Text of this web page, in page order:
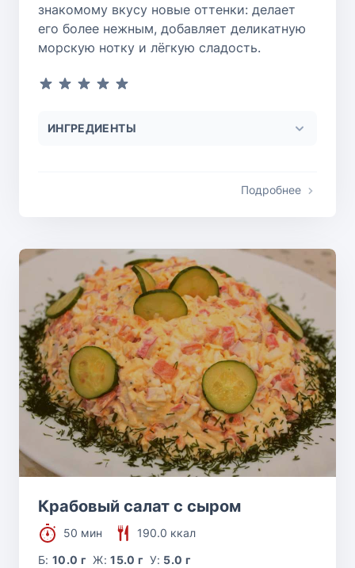
знакомому вкусу новые оттенки: делает
его более нежным, добавляет деликатную
морскую нотку и лёгкую сладость.
ИНГРЕДИЕНТЫ
Подробнее
Крабовый салат с сыром
50 мин
190.0 ккал
Б:10.0 г Ж:15.0 г У: 5.0 г